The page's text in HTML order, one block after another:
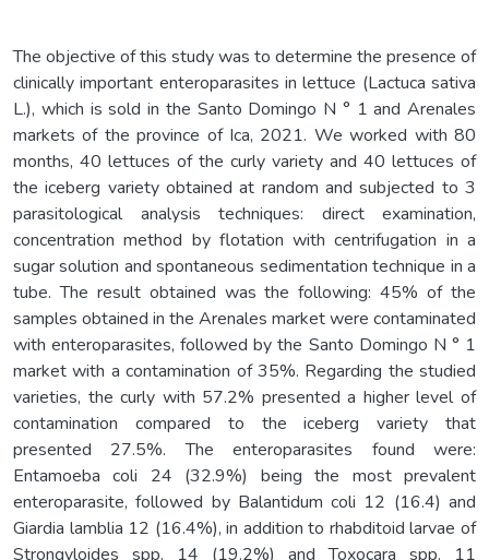
The objective of this study was to determine the presence of
clinically important enteroparasites in lettuce (Lactuca sativa
L.), which is sold in the Santo Domingo N ° 1 and Arenales
markets of the province of Ica, 2021. We worked with 80
months, 40 lettuces of the curly variety and 40 lettuces of
the iceberg variety obtained at random and subjected to 3
parasitological analysis techniques: direct examination,
concentration method by flotation with centrifugation in a
sugar solution and spontaneous sedimentation technique in a
tube. The result obtained was the following: 45% of the
samples obtained in the Arenales market were contaminated
with enteroparasites, followed by the Santo Domingo N ° 1
market with a contamination of 35%. Regarding the studied
varieties, the curly with 57.2% presented a higher level of
contamination compared to the iceberg variety that
presented 27.5%. The enteroparasites found were:
Entamoeba coli 24 (32.9%) being the most prevalent
enteroparasite, followed by Balantidum coli 12 (16.4) and
Giardia lamblia 12 (16.4%), in addition to rhabditoid larvae of
Strongyloides spp. 14 (19.2%) and Toxocara spp. 11